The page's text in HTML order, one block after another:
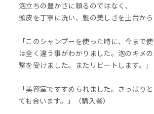
泡立ちの豊かさに頼るのではなく、
頭皮を丁寧に洗い、髪の美しさを土台から
「このシャンプーを使った時に、今まで
は全く違う事がわかりました。泡のキメ
撃を受けました。またリピートします。」
「美容室ですすめられました。さっぱり
ても合います。」（購入者）